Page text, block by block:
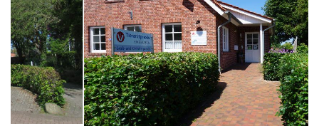
Kleintierpraxis
Großtierpraxis
Kontakt & Anfahrt